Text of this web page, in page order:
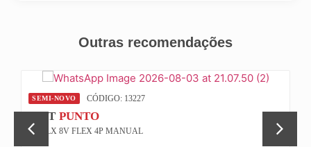
Outras recomendações
SEMI-NOVO CÓDIGO: 13227
FIAT PUNTO
1.4 ELX 8V FLEX 4P MANUAL